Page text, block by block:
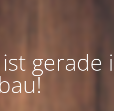
gerade